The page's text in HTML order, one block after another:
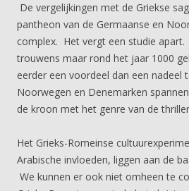
De vergelijkingen met de Griekse
pantheon van de Germaanse en
complex. Het vergt een studie
trouwens maar rond het jaar 1000
eerder een voordeel dan een nadeel
Noorwegen en Denemarken
de kroon met het genre van de
Het Grieks-Romeinse
Arabische invloeden, liggen aan de
We kunnen er ook niet omheen te